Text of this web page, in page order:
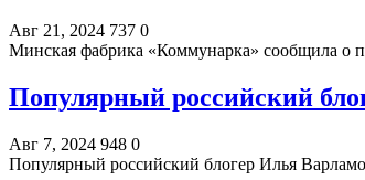
Авг 21, 2024 737 0
Минская фабрика «Коммунарка» сообщила о
Популярный российский
Авг 7, 2024 948 0
Популярный российский блогер Илья